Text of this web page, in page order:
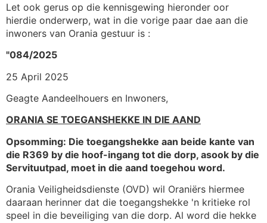
Let ook gerus op die kennisgewing hieronder oor
hierdie onderwerp, wat in die vorige paar dae aan die
inwoners van Orania gestuur is :
"084/2025
25 April 2025
Geagte Aandeelhouers en Inwoners,
ORANIA SE TOEGANSHEKKE IN DIE AAND
Opsomming: Die toegangshekke aan beide kante van
die R369 by die hoof-ingang tot die dorp, asook by die
Servituutpad, moet in die aand toegehou word.
Orania Veiligheidsdienste (OVD) wil Oraniërs hiermee
daaraan herinner dat die toegangshekke 'n kritieke rol
speel in die beveiliging van die dorp. Al word die hekke